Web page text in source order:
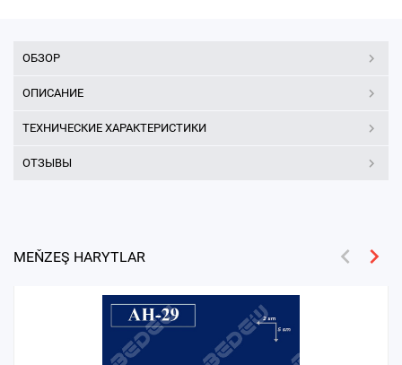
ОБЗОР
ОПИСАНИЕ
ТЕХНИЧЕСКИЕ ХАРАКТЕРИСТИКИ
ОТЗЫВЫ
MEŇZEŞ HARYTLAR